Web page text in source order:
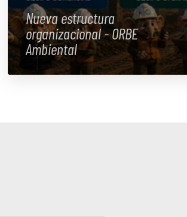
Nueva estructura
organizacional - ORBE
Ambiental